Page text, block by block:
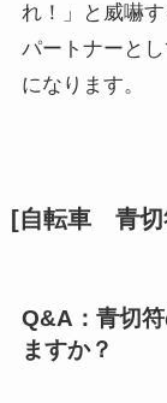
れ！」と威嚇
パートナーと
になります。
[自転車 青切
Q&A：青切
ますか？